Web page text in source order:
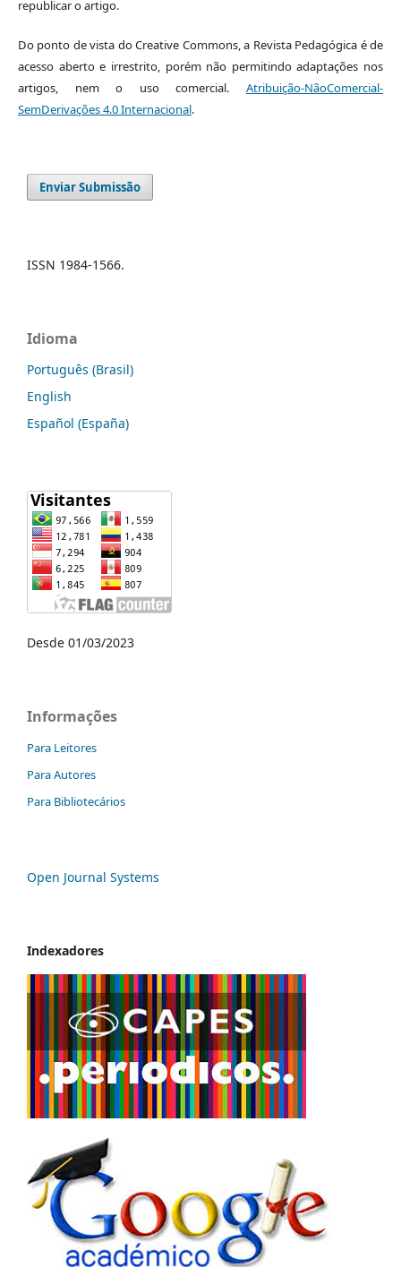
republicar o artigo.
Do ponto de vista do Creative Commons, a Revista Pedagógica é de
acesso aberto e irrestrito, porém não permitindo adaptações nos
artigos, nem o uso comercial.Atribuição-NãoComercial-
SemDerivações 4.0 Internacional.
Enviar Submissão
ISSN 1984-1566.
Idioma
Português (Brasil)
English
Español (España)
Desde 01/03/2023
Informações
Para Leitores
Para Autores
Para Bibliotecários
Open Journal Systems
Indexadores